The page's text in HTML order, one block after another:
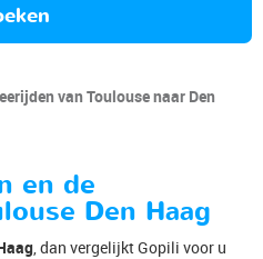
van Toulouse naar Den
en de
Den Haag
, dan vergelijkt Gopili voor u